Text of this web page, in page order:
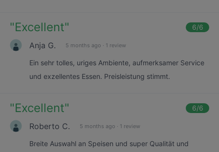
"Excellent" 6/6
Anja G. 5 months ago · 1 review
Ein sehr tolles, uriges Ambiente, aufmerksamer Service
und exzellentes Essen. Preisleistung stimmt.
"Excellent" 6/6
Roberto C. 5 months ago · 1 review
Breite Auswahl an Speisen und super Qualität und